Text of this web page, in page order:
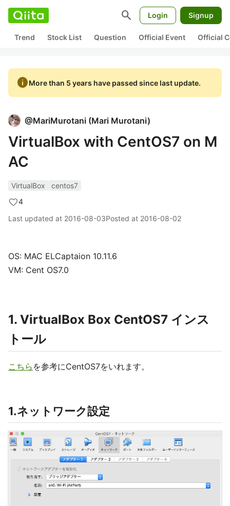
search Login Signup
Trend Stock List Question Official Event Official
infoMore than 5 years have passed since last update.
@MariMurotani (Mari Murotani)
VirtualBox with CentOS7 on M
AC
VirtualBox
centos7
4
Last updated at 2016-08-03Posted at 2016-08-02
OS: MAC ELCaptaion 10.11.6
VM: Cent OS7.0
1. VirtualBox Box CentOS7 インス
トール
こちら を参考にCentOS7をいれます。
1.ネットワーク設定